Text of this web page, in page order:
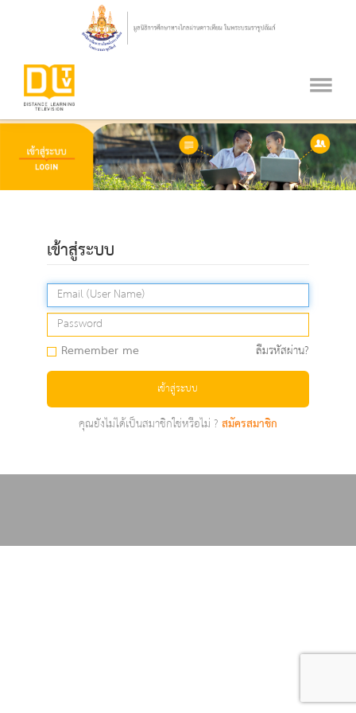
เข้าสู่ระบบ
Remember me ลืมรหัสผ่าน?
เข้าสู่ระบบ
คุณยังไม่ได้เป็นสมาชิกใช่หรือไม่ ?สมัครสมาชิก